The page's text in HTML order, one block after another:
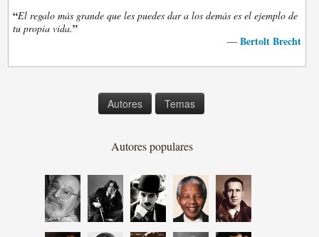
“El regalo más grande que les puedes dar a los demás es el ejemplo de
tu propia vida.”
— Bertolt Brecht
Autores Temas
Autores populares